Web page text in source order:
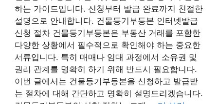
하는 가이드입니다. 신청부터 발급 완료까지 친절한
설명으로 안내합니다. 건물등기부등본 인터넷발급
신청 절차 건물등기부등본은 부동산 거래를 포함한
다양한 상황에서 필수적으로 확인해야 하는 중요한
서류입니다. 특히 매매나 임대 과정에서 소유권 및
권리 관계를 명확히 하기 위해 반드시 필요합니다.
이번 글에서는 건물등기부등본을 신청하고 발급받
는 절차에 대해 간단하고 명확히 설명드리겠습니다.